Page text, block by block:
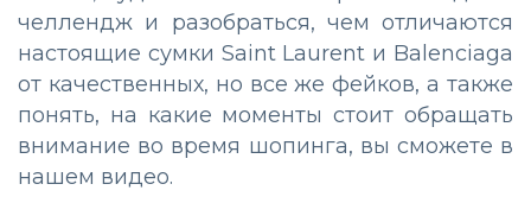
челлендж и разобраться, чем отличаются
настоящие сумки Saint Laurent и Balenciaga
от качественных, но все же фейков, а также
понять, на какие моменты стоит обращать
внимание во время шопинга, вы сможете в
нашем видео.